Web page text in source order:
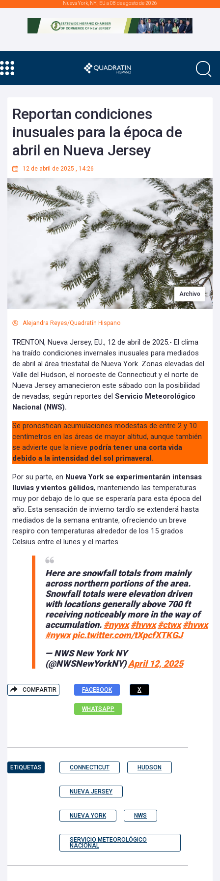
Nueva York, NY., EU a 08 de agosto de 2026
Reportan condiciones
inusuales para la época de
abril en Nueva Jersey
12 de abril de 2025 , 14:26
Archivo
Alejandra Reyes/Quadratín Hispano
TRENTON, Nueva Jersey, EU., 12 de abril de 2025.- El clima
ha traído condiciones invernales inusuales para mediados
de abril al área triestatal de Nueva York. Zonas elevadas del
Valle del Hudson, el noroeste de Connecticut y el norte de
Nueva Jersey amanecieron este sábado con la posibilidad
de nevadas, según reportes del Servicio Meteorológico
Nacional (NWS).
Se pronostican acumulaciones modestas de entre 2 y 10
centímetros en las áreas de mayor altitud, aunque también
se advierte que la nieve podría tener una corta vida
debido a la intensidad del sol primaveral.
Por su parte, en Nueva York se experimentarán intensas
lluvias y vientos gélidos, manteniendo las temperaturas
muy por debajo de lo que se esperaría para esta época del
año. Esta sensación de invierno tardío se extenderá hasta
mediados de la semana entrante, ofreciendo un breve
respiro con temperaturas alrededor de los 15 grados
Celsius entre el lunes y el martes.
Here are snowfall totals from mainly
across northern portions of the area.
Snowfall totals were elevation driven
with locations generally above 700 ft
receiving noticeably more in the way of
accumulation. #nywx #hvwx #ctwx #hvwx
#nywx pic.twitter.com/tXpcfXTKGJ
— NWS New York NY
(@NWSNewYorkNY)April 12, 2025
COMPARTIR FACEBOOK X
WHATSAPP
ETIQUETAS CONNECTICUT HUDSON
NUEVA JERSEY
NUEVA YORK NWS
SERVICIO METEOROLÓGICO
NACIONAL